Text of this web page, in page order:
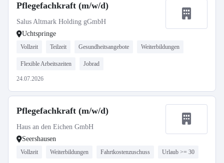
Pflegefachkraft (m/w/d)
Salus Altmark Holding gGmbH
Uchtspringe
Vollzeit Teilzeit Gesundheitsangebote Weiterbildungen
Flexible Arbeitszeiten Jobrad
24.07.2026
Pflegefachkraft (m/w/d)
Haus an den Eichen GmbH
Seershausen
Vollzeit Weiterbildungen Fahrtkostenzuschuss Urlaub >= 30